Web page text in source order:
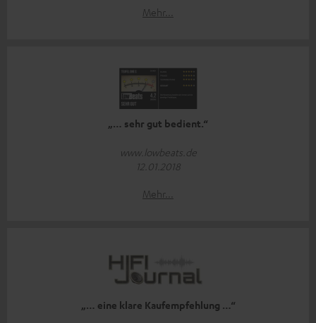
Mehr...
„… sehr gut bedient.“
www.lowbeats.de
12.01.2018
Mehr...
„… eine klare Kaufempfehlung …“